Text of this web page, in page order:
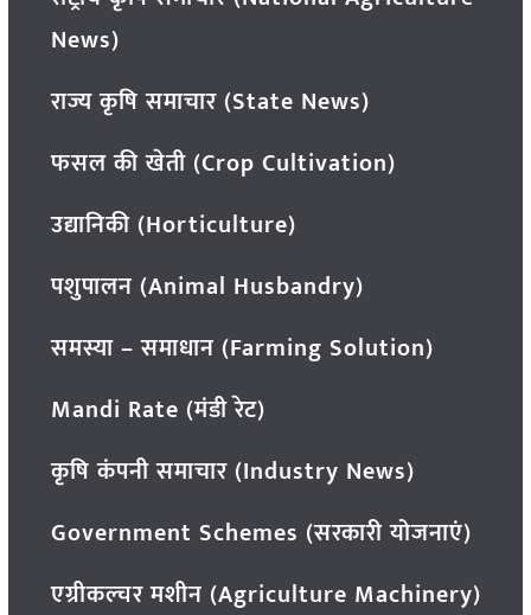
News)
राज्य कृषि समाचार (State News)
फसल की खेती (Crop Cultivation)
उद्यानिकी (Horticulture)
पशुपालन (Animal Husbandry)
समस्या – समाधान (Farming Solution)
Mandi Rate (मंडी रेट)
कृषि कंपनी समाचार (Industry News)
Government Schemes (सरकारी योजनाएं)
एग्रीकल्चर मशीन (Agriculture Machinery)